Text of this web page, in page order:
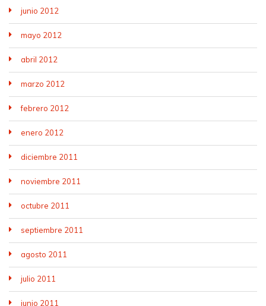
junio 2012
mayo 2012
abril 2012
marzo 2012
febrero 2012
enero 2012
diciembre 2011
noviembre 2011
octubre 2011
septiembre 2011
agosto 2011
julio 2011
junio 2011